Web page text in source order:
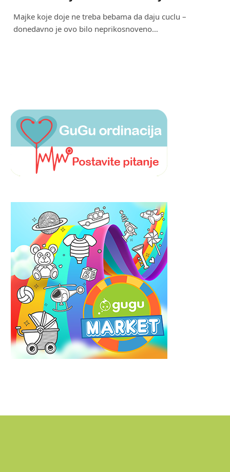
Majke koje doje ne treba bebama da daju cuclu –
donedavno je ovo bilo neprikosnoveno…